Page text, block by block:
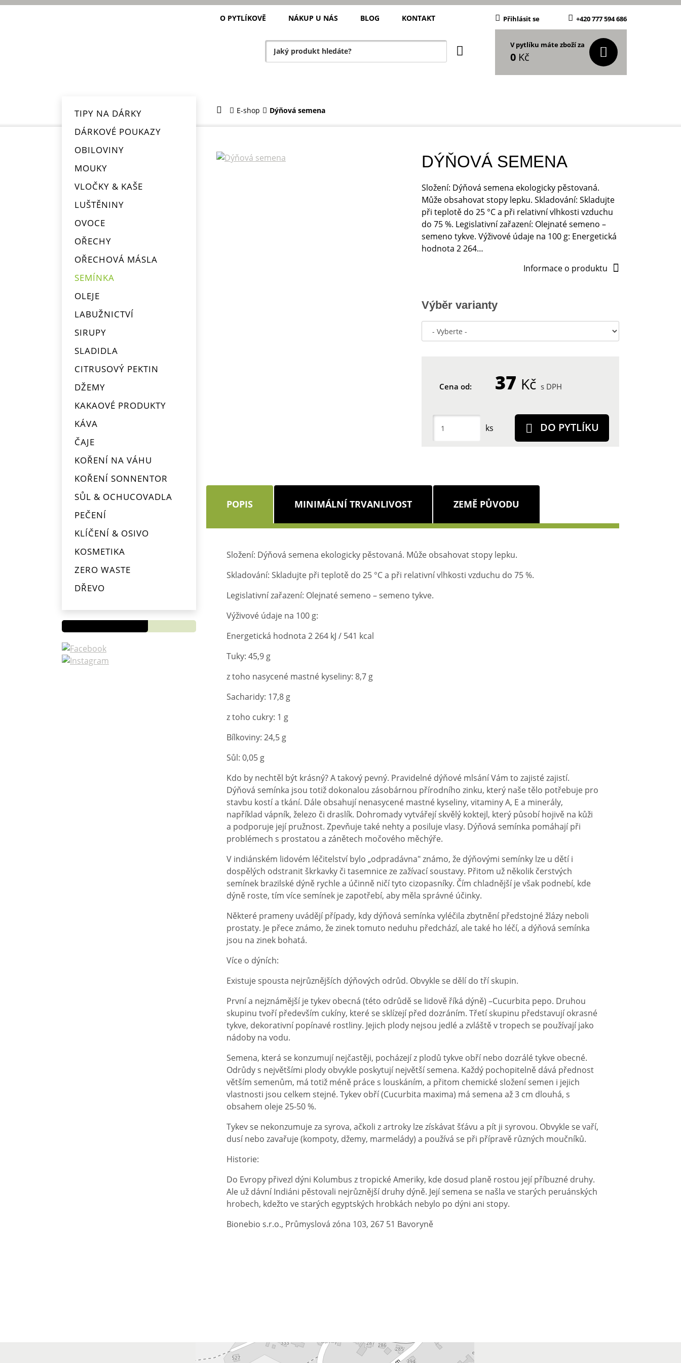
O PYTLÍKOVĚ NÁKUP U NÁS BLOG KONTAKT Přihlásit se +420 777 594 686
V pytlíku máte zboží za
0 Kč
E-shop Dýňová semena
DÝŇOVÁ SEMENA
Složení: Dýňová semena ekologicky pěstovaná.
Může obsahovat stopy lepku. Skladování: Skladujte
při teplotě do 25 °C a při relativní vlhkosti vzduchu
do 75 %. Legislativní zařazení: Olejnaté semeno –
semeno tykve. Výživové údaje na 100 g: Energetická
hodnota 2 264…
Informace o produktu
Výběr varianty
Cena od: 37 Kč s DPH
ks DO PYTLÍKU
POPIS MINIMÁLNÍ TRVANLIVOST ZEMĚ PŮVODU
Složení: Dýňová semena ekologicky pěstovaná. Může obsahovat stopy lepku.
Skladování: Skladujte při teplotě do 25 °C a při relativní vlhkosti vzduchu do 75 %.
Legislativní zařazení: Olejnaté semeno – semeno tykve.
Výživové údaje na 100 g:
Energetická hodnota 2 264 kJ / 541 kcal
Tuky: 45,9 g
z toho nasycené mastné kyseliny: 8,7 g
Sacharidy: 17,8 g
z toho cukry: 1 g
Bílkoviny: 24,5 g
Sůl: 0,05 g
Kdo by nechtěl být krásný? A takový pevný. Pravidelné dýňové mlsání Vám to zajisté zajistí.
Dýňová semínka jsou totiž dokonalou zásobárnou přírodního zinku, který naše tělo potřebuje pro
stavbu kostí a tkání. Dále obsahují nenasycené mastné kyseliny, vitaminy A, E a minerály,
například vápník, železo či draslík. Dohromady vytvářejí skvělý koktejl, který působí hojivě na kůži
a podporuje její pružnost. Zpevňuje také nehty a posiluje vlasy. Dýňová semínka pomáhají při
problémech s prostatou a zánětech močového měchýře.
V indiánském lidovém léčitelství bylo „odpradávna" známo, že dýňovými semínky lze u dětí i
dospělých odstranit škrkavky či tasemnice ze zažívací soustavy. Přitom už několik čerstvých
semínek brazilské dýně rychle a účinně ničí tyto cizopasníky. Čím chladnější je však podnebí, kde
dýně roste, tím více semínek je zapotřebí, aby měla správné účinky.
Některé prameny uvádějí případy, kdy dýňová semínka vyléčila zbytnění předstojné žlázy neboli
prostaty. Je přece známo, že zinek tomuto neduhu předchází, ale také ho léčí, a dýňová semínka
jsou na zinek bohatá.
Více o dýních:
Existuje spousta nejrůznějších dýňových odrůd. Obvykle se dělí do tří skupin.
První a nejznámější je tykev obecná (této odrůdě se lidově říká dýně) –Cucurbita pepo. Druhou
skupinu tvoří především cukíny, které se sklízejí před dozráním. Třetí skupinu představují okrasné
tykve, dekorativní popínavé rostliny. Jejich plody nejsou jedlé a zvláště v tropech se používají jako
nádoby na vodu.
Semena, která se konzumují nejčastěji, pocházejí z plodů tykve obří nebo dozrálé tykve obecné.
Odrůdy s největšími plody obvykle poskytují největší semena. Každý pochopitelně dává přednost
větším semenům, má totiž méně práce s louskáním, a přitom chemické složení semen i jejich
vlastnosti jsou celkem stejné. Tykev obří (Cucurbita maxima) má semena až 3 cm dlouhá, s
obsahem oleje 25-50 %.
Tykev se nekonzumuje za syrova, ačkoli z artroky lze získávat šťávu a pít ji syrovou. Obvykle se vaří,
dusí nebo zavařuje (kompoty, džemy, marmelády) a používá se při přípravě různých moučníků.
Historie:
Do Evropy přivezl dýni Kolumbus z tropické Ameriky, kde dosud planě rostou její příbuzné druhy.
Ale už dávní Indiáni pěstovali nejrůznější druhy dýně. Její semena se našla ve starých peruánských
hrobech, kdežto ve starých egyptských hrobkách nebylo po dýni ani stopy.
Bionebio s.r.o., Průmyslová zóna 103, 267 51 Bavoryně
TIPY NA DÁRKY
DÁRKOVÉ POUKAZY
OBILOVINY
MOUKY
VLOČKY & KAŠE
LUŠTĚNINY
OVOCE
OŘECHY
OŘECHOVÁ MÁSLA
SEMÍNKA
OLEJE
LABUŽNICTVÍ
SIRUPY
SLADIDLA
CITRUSOVÝ PEKTIN
DŽEMY
KAKAOVÉ PRODUKTY
KÁVA
ČAJE
KOŘENÍ NA VÁHU
KOŘENÍ SONNENTOR
SŮL & OCHUCOVADLA
PEČENÍ
KLÍČENÍ & OSIVO
KOSMETIKA
ZERO WASTE
DŘEVO